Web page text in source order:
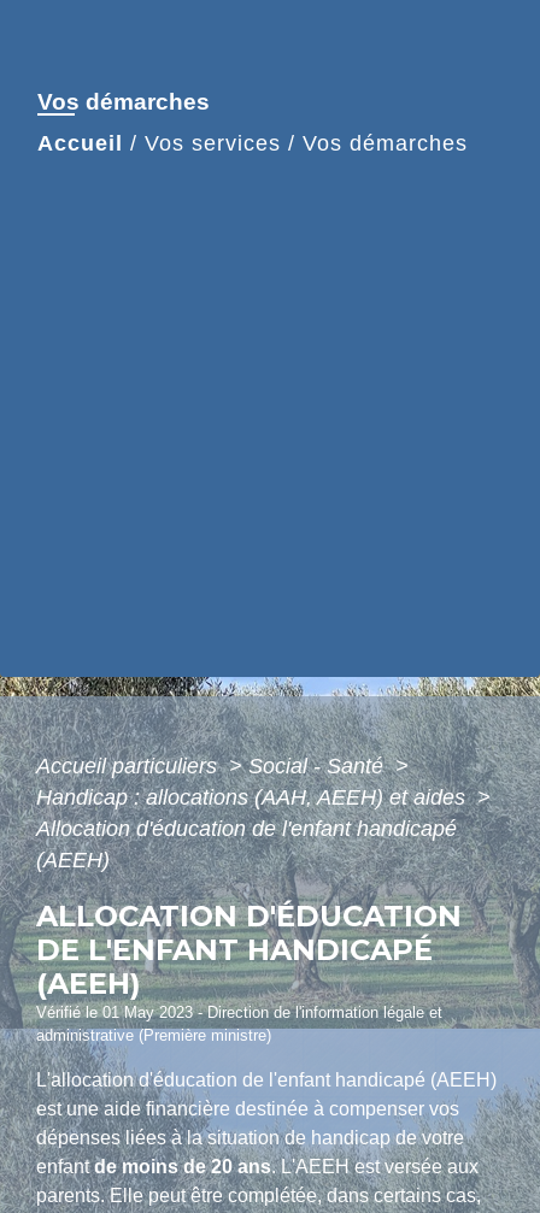
Vos démarches
Accueil / Vos services / Vos démarches
Accueil particuliers> Social - Santé>
Handicap : allocations (AAH, AEEH) et aides>
Allocation d'éducation de l'enfant handicapé
(AEEH)
ALLOCATION D'ÉDUCATION
DE L'ENFANT HANDICAPÉ
(AEEH)
Vérifié le 01 May 2023 - Direction de l'information légale et
administrative (Première ministre)
L'allocation d'éducation de l'enfant handicapé (AEEH)
est une aide financière destinée à compenser vos
dépenses liées à la situation de handicap de votre
enfantde moins de 20 ans. L'AEEH est versée aux
parents. Elle peut être complétée, dans certains cas,